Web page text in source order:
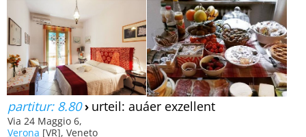
partitur: 8.80› urteil: auáer exzellent
Via 24 Maggio 6,
Verona [VR], Veneto